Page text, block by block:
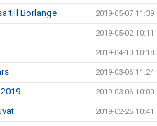
till Borlänge 2019-05-07 11:39
2019-05-02 10:11
2019-04-10 10:18
2019-03-06 11:24
2019-03-06 10:00
2019-02-25 10:41